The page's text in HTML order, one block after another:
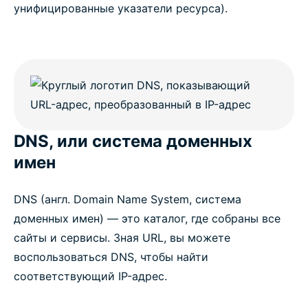
унифицированные указатели ресурса).
DNS, или система доменных
имен
DNS (англ. Domain Name System, система
доменных имен) — это каталог, где собраны все
сайты и сервисы. Зная URL, вы можете
воспользоваться DNS, чтобы найти
соответствующий IP-адрес.